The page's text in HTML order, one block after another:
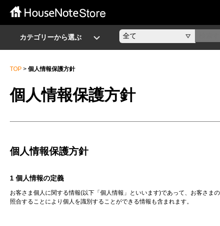
カテゴリーから選ぶ
TOP > 個人情報保護方針
個人情報保護方針
個人情報保護方針
1 個人情報の定義
お客さま個人に関する情報(以下「個人情報」といいます)であって、お客さ
照合することにより個人を識別することができる情報も含まれます。